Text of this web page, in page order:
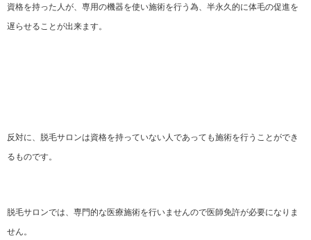
資格を持った人が、専用の機器を使い施術を行う為、半永久的に体毛の促進を
遅らせることが出来ます。
反対に、脱毛サロンは資格を持っていない人であっても施術を行うことができ
るものです。
脱毛サロンでは、専門的な医療施術を行いませんので医師免許が必要になりま
せん。